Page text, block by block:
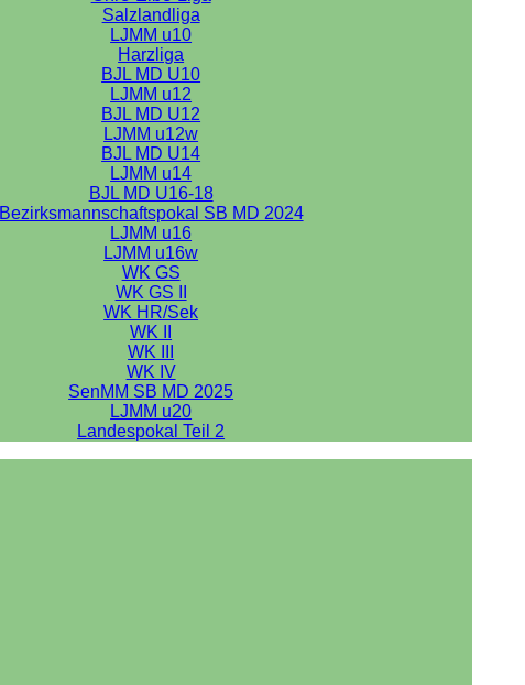
Salzlandliga
LJMM u10
Harzliga
BJL MD U10
LJMM u12
BJL MD U12
LJMM u12w
BJL MD U14
LJMM u14
BJL MD U16-18
Bezirksmannschaftspokal SB MD 2024
LJMM u16
LJMM u16w
WK GS
WK GS II
WK HR/Sek
WK II
WK III
WK IV
SenMM SB MD 2025
LJMM u20
Landespokal Teil 2